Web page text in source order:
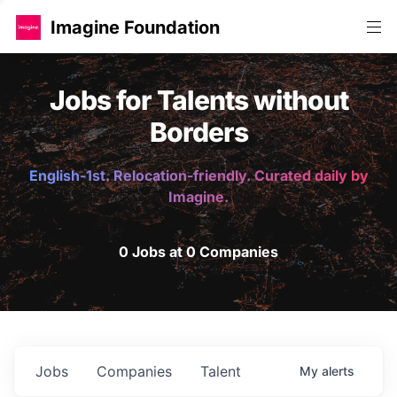
Imagine Foundation
Jobs for Talents without
Borders
English-1st. Relocation-friendly. Curated daily by
Imagine.
0 Jobs at 0 Companies
Jobs Companies Talent My alerts